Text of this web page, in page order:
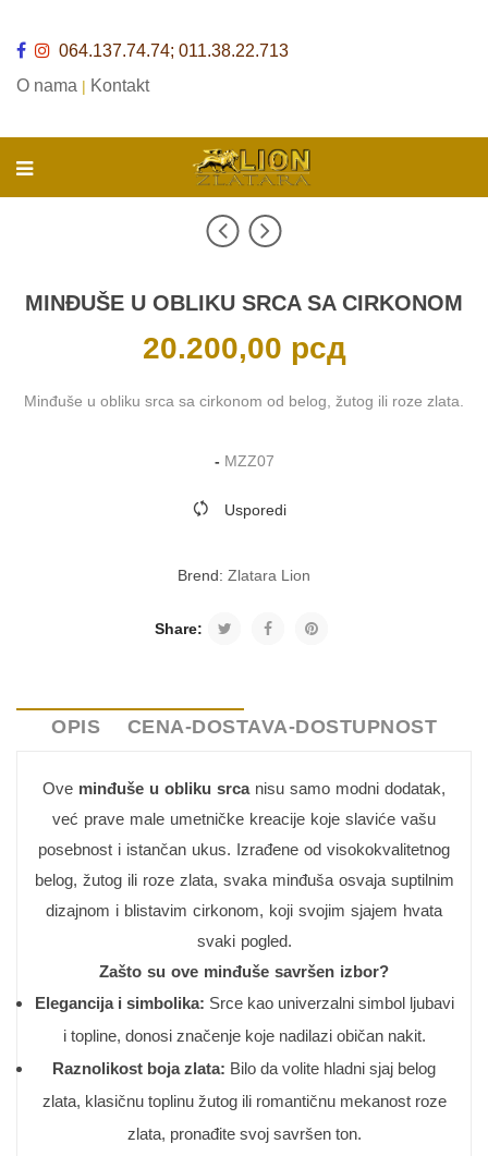
064.137.74.74; 011.38.22.713
O nama | Kontakt
MINĐUŠE U OBLIKU SRCA SA CIRKONOM
20.200,00 рсд
Minđuše u obliku srca sa cirkonom od belog, žutog ili roze zlata.
- MZZ07
Usporedi
Brend: Zlatara Lion
Share:
OPIS CENA-DOSTAVA-DOSTUPNOST
Ove minđuše u obliku srcanisu samo modni dodatak,
već prave male umetničke kreacije koje slaviće vašu
posebnost i istančan ukus. Izrađene od visokokvalitetnog
belog, žutog ili roze zlata, svaka minđuša osvaja suptilnim
dizajnom i blistavim cirkonom, koji svojim sjajem hvata
svaki pogled.
Zašto su ove minđuše savršen izbor?
Elegancija i simbolika: Srce kao univerzalni simbol ljubavi
i topline, donosi značenje koje nadilazi običan nakit.
Raznolikost boja zlata: Bilo da volite hladni sjaj belog
zlata, klasičnu toplinu žutog ili romantičnu mekanost roze
zlata, pronađite svoj savršen ton.